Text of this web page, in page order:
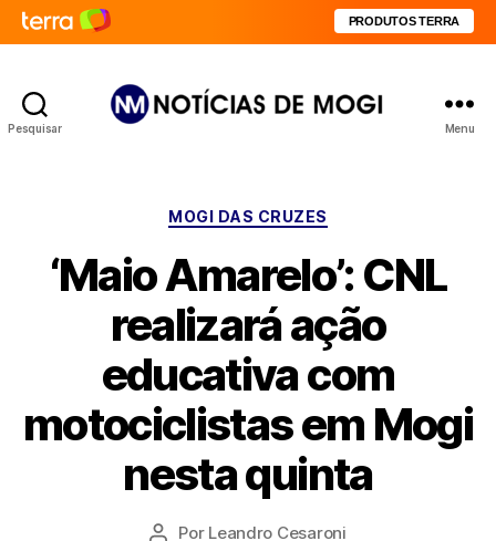
PRODUTOS TERRA
Pesquisar Menu
Categorias
MOGI DAS CRUZES
‘Maio Amarelo’: CNL
realizará ação
educativa com
motociclistas em Mogi
nesta quinta
Autor
Por Leandro Cesaroni